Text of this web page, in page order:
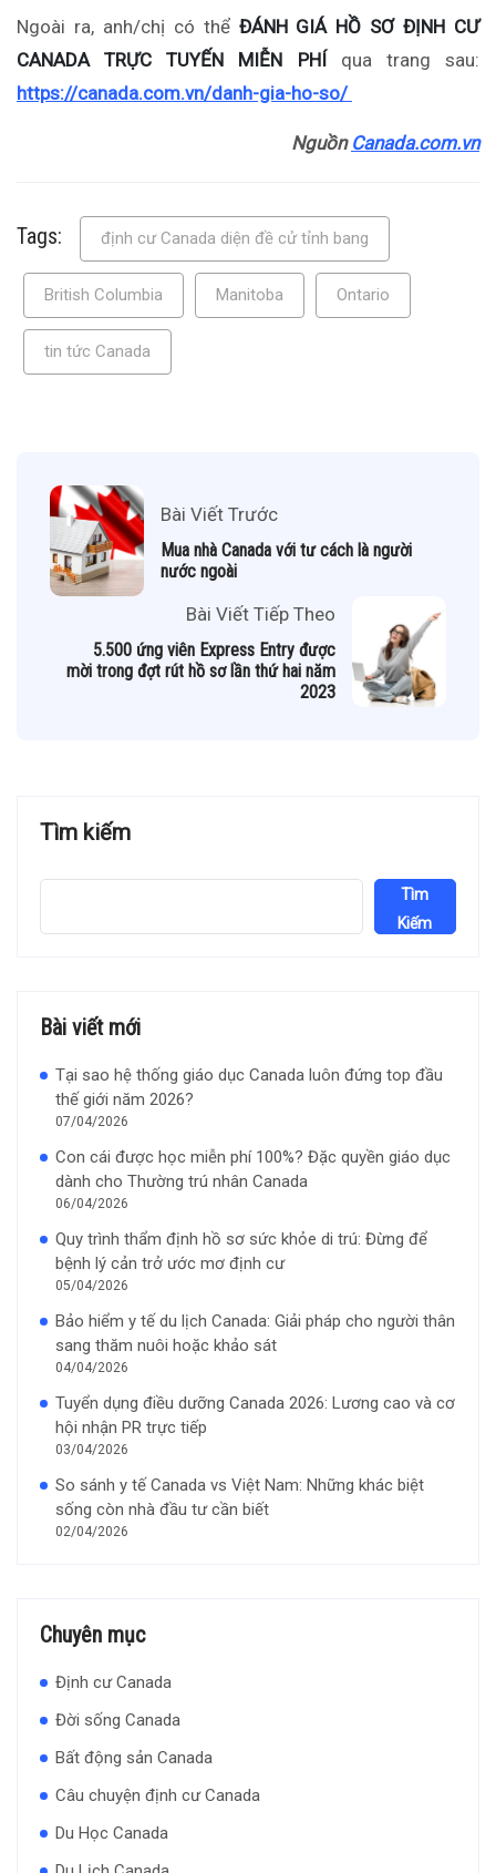
Ngoài ra, anh/chị có thể ĐÁNH GIÁ HỒ SƠ ĐỊNH CƯ
CANADA TRỰC TUYẾN MIỄN PHÍ qua trang sau:
https://canada.com.vn/danh-gia-ho-so/
Nguồn Canada.com.vn
Tags: định cư Canada diện đề cử tỉnh bang
British Columbia Manitoba Ontario
tin tức Canada
Bài Viết Trước
Mua nhà Canada với tư cách là người
nước ngoài
Bài Viết Tiếp Theo
5.500 ứng viên Express Entry được
mời trong đợt rút hồ sơ lần thứ hai năm
2023
Tìm kiếm
Tìm
Kiếm
Bài viết mới
Tại sao hệ thống giáo dục Canada luôn đứng top đầu
thế giới năm 2026?
07/04/2026
Con cái được học miễn phí 100%? Đặc quyền giáo dục
dành cho Thường trú nhân Canada
06/04/2026
Quy trình thẩm định hồ sơ sức khỏe di trú: Đừng để
bệnh lý cản trở ước mơ định cư
05/04/2026
Bảo hiểm y tế du lịch Canada: Giải pháp cho người thân
sang thăm nuôi hoặc khảo sát
04/04/2026
Tuyển dụng điều dưỡng Canada 2026: Lương cao và cơ
hội nhận PR trực tiếp
03/04/2026
So sánh y tế Canada vs Việt Nam: Những khác biệt
sống còn nhà đầu tư cần biết
02/04/2026
Chuyên mục
Định cư Canada
Đời sống Canada
Bất động sản Canada
Câu chuyện định cư Canada
Du Học Canada